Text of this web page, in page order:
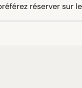
réserver sur